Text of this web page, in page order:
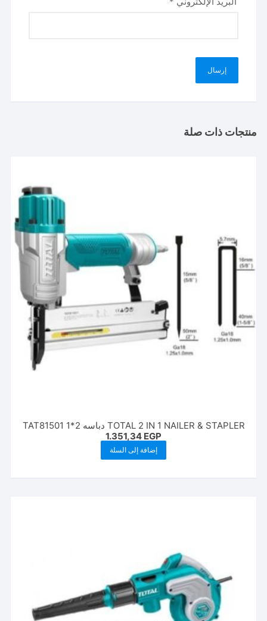
منتجات ذات صلة
TOTAL 2 IN 1 NAILER & STAPLER دباسه 2*1 TAT81501
1.351,34 EGP
إضافة إلى السلة